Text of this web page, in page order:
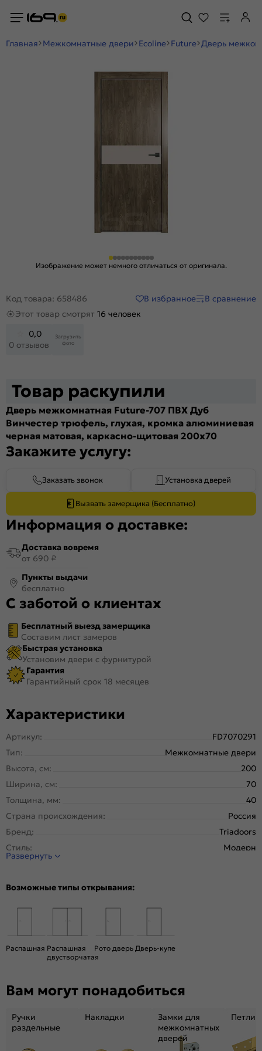
Главная Межкомнатные двери Ecoline Future Дверь
Изображение может немного отличаться от оригинала.
Код товара: 658486 В избранное
В сравнение
Этот товар смотрят 16 человек
0,0
0 отзывов
Загрузить
фото
Товар раскупили
Дверь межкомнатная Future-707 ПВХ Дуб
Винчестер трюфель, глухая, кромка алюминиевая
черная матовая, каркасно-щитовая 200x70
Закажите услугу:
Заказать звонок Установка дверей
Вызвать замерщика (Бесплатно)
Информация о доставке:
Доставка вовремя
от 690 ₽
Пункты выдачи
бесплатно
С заботой о клиентах
Бесплатный выезд замерщика
Составим лист замеров
Быстрая установка
Установим двери с фурнитурой
Гарантия
Гарантийный срок 18 месяцев
Характеристики
Артикул:
FD7070291
Тип:
Межкомнатные двери
Высота, см:
200
Ширина, см:
70
Толщина, мм:
40
Страна происхождения:
Россия
Бренд:
Triadoors
Стиль:
Модерн
Тип двери:
Цвет:
Дуб Винчестер трюфель
Тип коробки:
Кромка:
Алюминиевая черная матовая
гладкая, матовая
Развернуть
Возможные типы открывания:
Распашная Распашная
двустворчатая
Рото дверь Дверь-купе
Вам могут понадобиться
Ручки
раздельные
Накладки
Замки для
межкомнатных
дверей
Петли